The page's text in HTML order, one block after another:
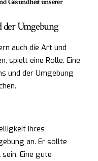
der Umgebung
auch die Art und
spielt eine Rolle. Eine
und der Umgebung
Ihres
an. Er sollte
Eine gute